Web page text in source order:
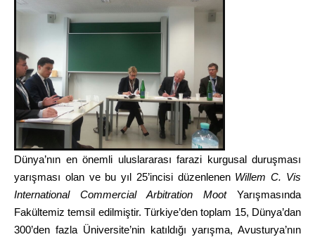
Dünya’nın en önemli uluslararası farazi kurgusal duruşması
yarışması olan ve bu yıl 25’incisi düzenlenen Willem C. Vis
International Commercial Arbitration MootYarışmasında
Fakültemiz temsil edilmiştir. Türkiye’den toplam 15, Dünya’dan
300’den fazla Üniversite’nin katıldığı yarışma, Avusturya’nın